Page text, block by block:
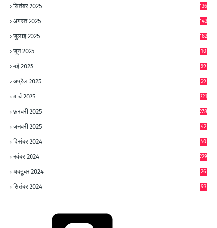
सितंबर 2025 136
अगस्त 2025 143
जुलाई 2025 182
जून 2025
10
मई 2025 69
अप्रैल 2025 69
मार्च 2025 221
फ़रवरी 2025 278
जनवरी 2025
42
दिसंबर 2024
40
नवंबर 2024 229
अक्टूबर 2024
26
सितंबर 2024 93